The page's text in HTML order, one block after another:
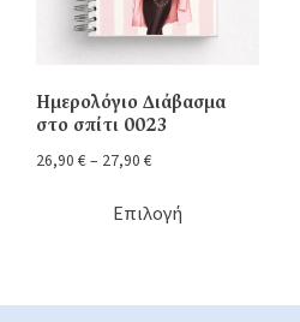
Ημερολόγιο Διάβασμα
στο σπίτι 0023
26,90 € – 27,90 €
Επιλογή